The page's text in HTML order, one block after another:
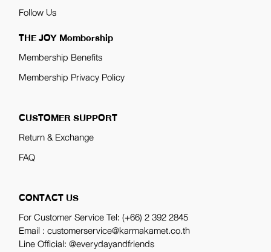
Follow Us
THE JOY Membership
Membership Benefits
Membership Privacy Policy
CUSTOMER SUPPORT
Return & Exchange
FAQ
CONTACT US
For Customer Service Tel:(+66) 2 392 2845
Email : customerservice@karmakamet.co.th
Line Official:@everydayandfriends